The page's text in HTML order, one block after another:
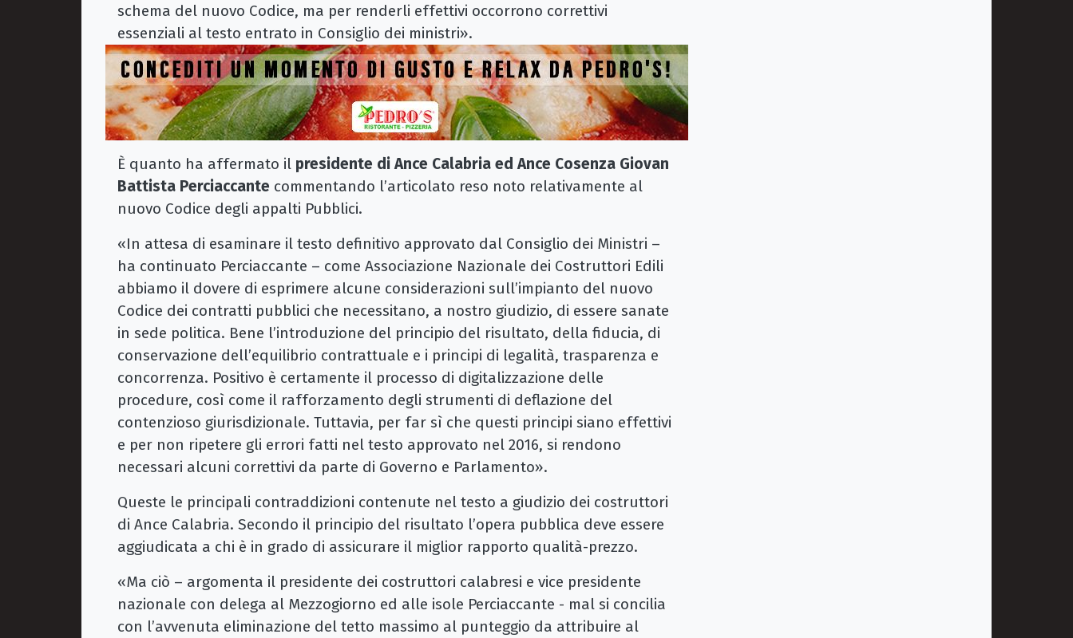
schema del nuovo Codice, ma per renderli effettivi occorrono correttivi
essenziali al testo entrato in Consiglio dei ministri».
È quanto ha affermato il presidente di Ance Calabria ed Ance Cosenza Giovan
Battista Perciaccante commentando l’articolato reso noto relativamente al
nuovo Codice degli appalti Pubblici.
«In attesa di esaminare il testo definitivo approvato dal Consiglio dei Ministri –
ha continuato Perciaccante – come Associazione Nazionale dei Costruttori Edili
abbiamo il dovere di esprimere alcune considerazioni sull’impianto del nuovo
Codice dei contratti pubblici che necessitano, a nostro giudizio, di essere sanate
in sede politica. Bene l’introduzione del principio del risultato, della fiducia, di
conservazione dell’equilibrio contrattuale e i principi di legalità, trasparenza e
concorrenza. Positivo è certamente il processo di digitalizzazione delle
procedure, così come il rafforzamento degli strumenti di deflazione del
contenzioso giurisdizionale. Tuttavia, per far sì che questi principi siano effettivi
e per non ripetere gli errori fatti nel testo approvato nel 2016, si rendono
necessari alcuni correttivi da parte di Governo e Parlamento».
Queste le principali contraddizioni contenute nel testo a giudizio dei costruttori
di Ance Calabria. Secondo il principio del risultato l’opera pubblica deve essere
aggiudicata a chi è in grado di assicurare il miglior rapporto qualità-prezzo.
«Ma ciò – argomenta il presidente dei costruttori calabresi e vice presidente
nazionale con delega al Mezzogiorno ed alle isole Perciaccante - mal si concilia
con l’avvenuta eliminazione del tetto massimo al punteggio da attribuire al